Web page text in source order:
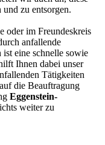
zu entsorgen.
oder im Freundeskreis
anfallende
eine schnelle sowie
Ihnen dabei unser
Tätigkeiten
die Beauftragung
Eggenstein-
weiter zu